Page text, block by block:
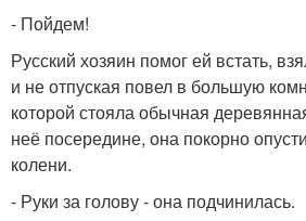
- Пойдем!
Русский хозяин помог ей встать,
и не отпуская повел в большую
которой стояла обычная
неё посередине, она покорно
колени.
- Руки за голову - она подчинилась.